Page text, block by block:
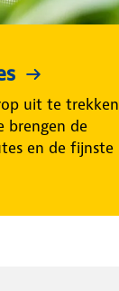
uit te trekken
brengen de
en de fijnste